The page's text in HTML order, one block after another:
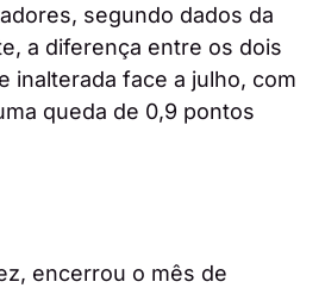
segundo dados da
a diferença entre os dois
inalterada face a julho, com
queda de 0,9 pontos
encerrou o mês de